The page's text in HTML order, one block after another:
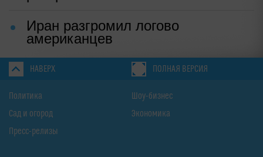
Иран разгромил логово
американцев
НАВЕРХ ПОЛНАЯ ВЕРСИЯ
Политика
Сад и огород
Пресс-релизы
Шоу-бизнес
Экономика